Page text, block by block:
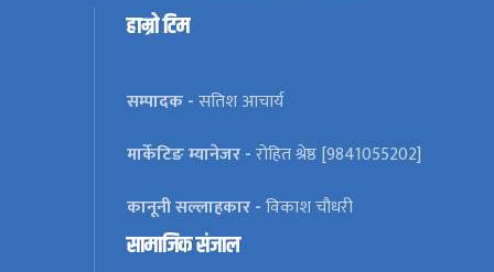
हाम्रो टिम
सम्पादक -सतिश आचार्य
मार्केटिङ म्यानेजर -रोहित श्रेष्ठ [9841055202]
कानूनी सल्लाहकार -विकाश चौधरी
सामाजिक संजाल